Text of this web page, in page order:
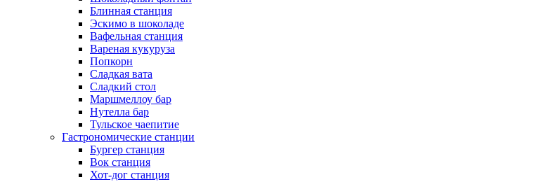
Блинная станция
Эскимо в шоколаде
Вафельная станция
Вареная кукуруза
Попкорн
Сладкая вата
Сладкий стол
Маршмеллоу бар
Нутелла бар
Тульское чаепитие
Гастрономические станции
Бургер станция
Вок станция
Хот-дог станция